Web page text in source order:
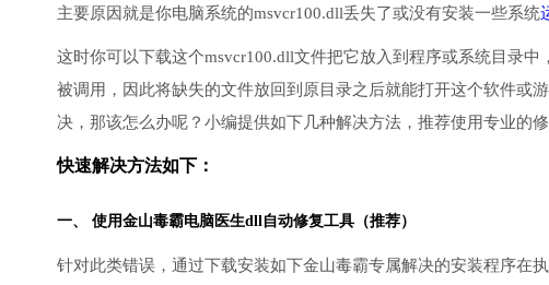
主要原因就是你电脑系统的msvcr100.dll丢失了或没有安装一些系统
这时你可以下载这个msvcr100.dll文件把它放入到程序或系统目录
被调用，因此将缺失的文件放回到原目录之后就能打开这个软件或
决，那该怎么办呢？小编提供如下几种解决方法，推荐使用专业的
快速解决方法如下：
一、 使用金山毒霸电脑医生dll自动修复工具（推荐）
针对此类错误，通过下载安装如下金山毒霸专属解决的安装程序在